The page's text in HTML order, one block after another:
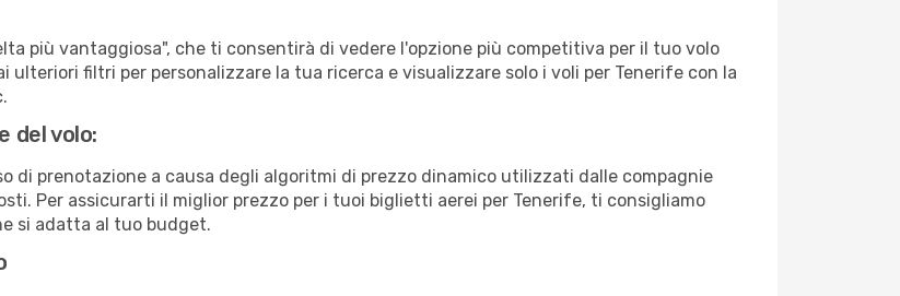
più vantaggiosa", che ti consentirà di vedere l'opzione più competitiva per il tuo volo
ulteriori filtri per personalizzare la tua ricerca e visualizzare solo i voli per Tenerife con la
del volo:
di prenotazione a causa degli algoritmi di prezzo dinamico utilizzati dalle compagnie
Per assicurarti il miglior prezzo per i tuoi biglietti aerei per Tenerife, ti consigliamo
si adatta al tuo budget.